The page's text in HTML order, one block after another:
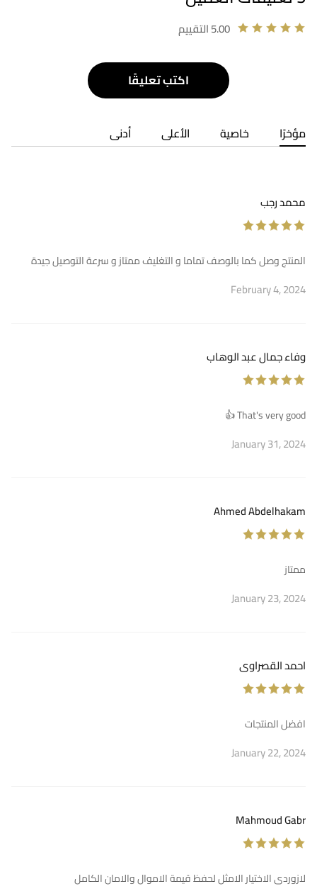
5.00 التقييم
اكتب تعليقًا
مؤخرًا خاصية الأعلى أدنى
محمد رجب
المنتج وصل كما بالوصف تماما و التغليف ممتاز و سرعة التوصيل جيدة
February 4, 2024
وفاء جمال عبد الوهاب
That's very good 👍
January 31, 2024
Ahmed Abdelhakam
ممتاز
January 23, 2024
احمد القصراوى
افضل المنتجات
January 22, 2024
Mahmoud Gabr
لازوردى الاختيار الامثل لحفظ قيمة الاموال والامان الكامل